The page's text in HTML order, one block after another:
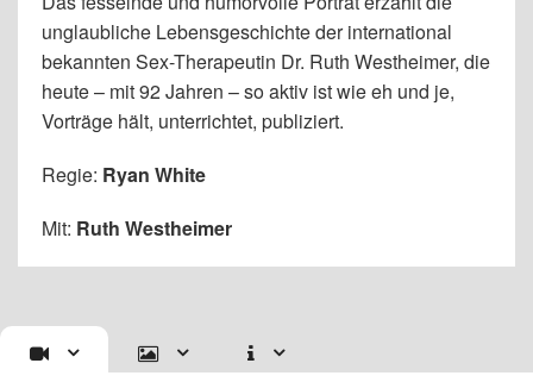
unglaubliche Lebensgeschichte der international
bekannten Sex-Therapeutin Dr. Ruth Westheimer, die
heute – mit 92 Jahren – so aktiv ist wie eh und je,
Vorträge hält, unterrichtet, publiziert.
Regie: Ryan White
Mit: Ruth Westheimer